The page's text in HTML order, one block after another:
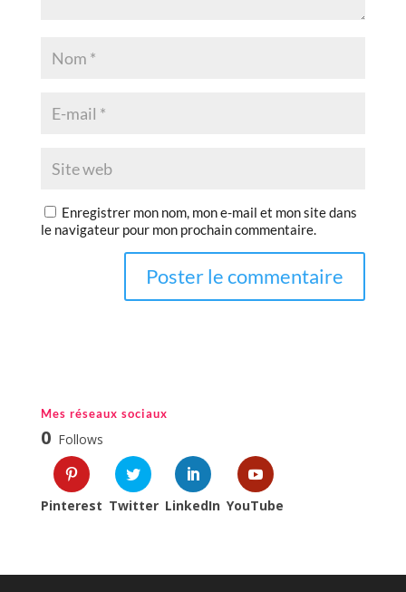
Enregistrer mon nom, mon e-mail et mon site dans
le navigateur pour mon prochain commentaire.
Mes réseaux sociaux
0 Follows
Pinterest Twitter LinkedIn YouTube